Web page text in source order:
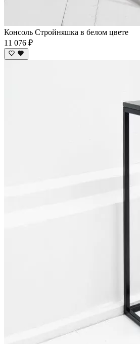
Консоль Стройняшка в белом цвете
11 076 ₽